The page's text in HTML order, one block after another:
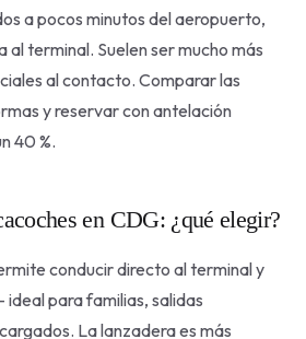
a pocos minutos del aeropuerto,
terminal. Suelen ser mucho más
al contacto. Comparar las
y reservar con antelación
40 %.
en CDG: ¿qué elegir?
conducir directo al terminal y
para familias, salidas
La lanzadera es más